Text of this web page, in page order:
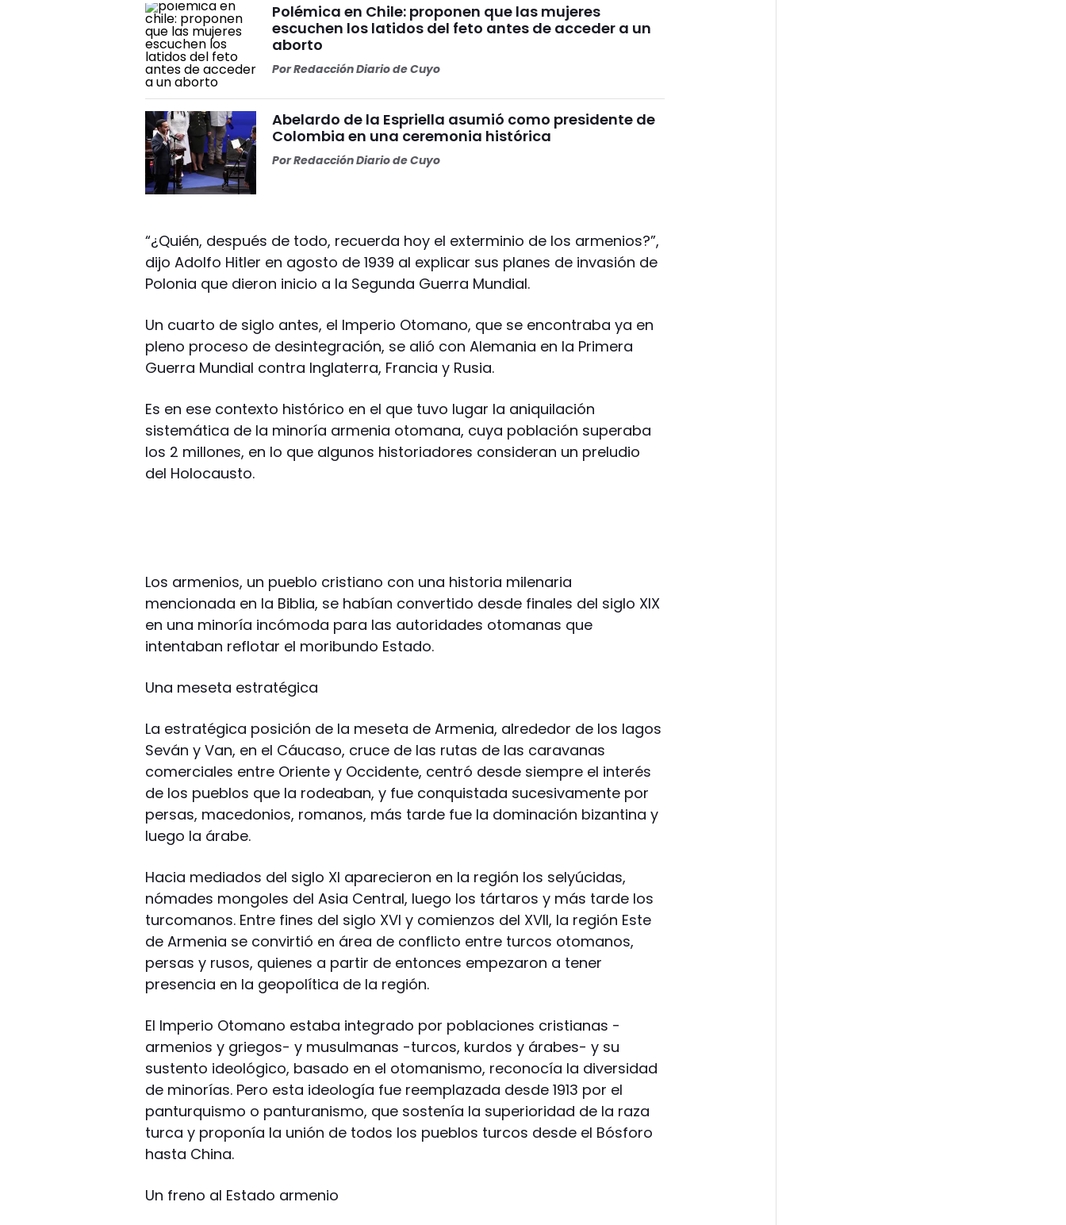
Polémica en Chile: proponen que las mujeres
escuchen los latidos del feto antes de acceder a un
aborto
PorRedacción Diario de Cuyo
Abelardo de la Espriella asumió como presidente de
Colombia en una ceremonia histórica
PorRedacción Diario de Cuyo
“¿Quién, después de todo, recuerda hoy el exterminio de los armenios?”,
dijo Adolfo Hitler en agosto de 1939 al explicar sus planes de invasión de
Polonia que dieron inicio a la Segunda Guerra Mundial.
Un cuarto de siglo antes, el Imperio Otomano, que se encontraba ya en
pleno proceso de desintegración, se alió con Alemania en la Primera
Guerra Mundial contra Inglaterra, Francia y Rusia.
Es en ese contexto histórico en el que tuvo lugar la aniquilación
sistemática de la minoría armenia otomana, cuya población superaba
los 2 millones, en lo que algunos historiadores consideran un preludio
del Holocausto.
Los armenios, un pueblo cristiano con una historia milenaria
mencionada en la Biblia, se habían convertido desde finales del siglo XIX
en una minoría incómoda para las autoridades otomanas que
intentaban reflotar el moribundo Estado.
Una meseta estratégica
La estratégica posición de la meseta de Armenia, alrededor de los lagos
Seván y Van, en el Cáucaso, cruce de las rutas de las caravanas
comerciales entre Oriente y Occidente, centró desde siempre el interés
de los pueblos que la rodeaban, y fue conquistada sucesivamente por
persas, macedonios, romanos, más tarde fue la dominación bizantina y
luego la árabe.
Hacia mediados del siglo XI aparecieron en la región los selyúcidas,
nómades mongoles del Asia Central, luego los tártaros y más tarde los
turcomanos. Entre fines del siglo XVI y comienzos del XVII, la región Este
de Armenia se convirtió en área de conflicto entre turcos otomanos,
persas y rusos, quienes a partir de entonces empezaron a tener
presencia en la geopolítica de la región.
El Imperio Otomano estaba integrado por poblaciones cristianas -
armenios y griegos- y musulmanas -turcos, kurdos y árabes- y su
sustento ideológico, basado en el otomanismo, reconocía la diversidad
de minorías. Pero esta ideología fue reemplazada desde 1913 por el
panturquismo o panturanismo, que sostenía la superioridad de la raza
turca y proponía la unión de todos los pueblos turcos desde el Bósforo
hasta China.
Un freno al Estado armenio